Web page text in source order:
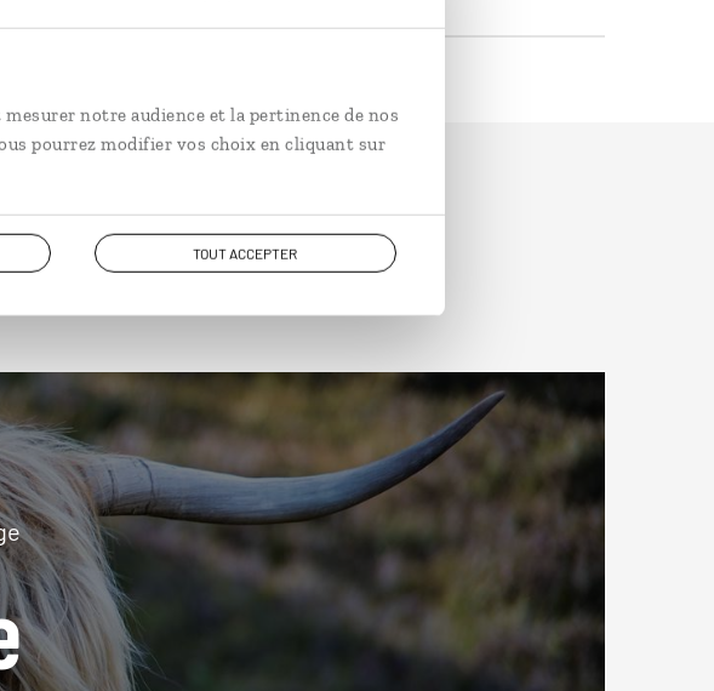
notre audience et la pertinence de nos
pourrez modifier vos choix en cliquant sur
TOUT ACCEPTER